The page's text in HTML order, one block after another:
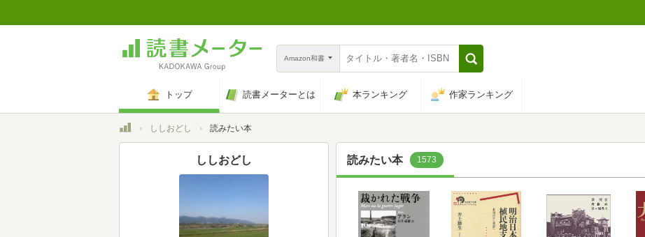
Amazon和書
トップ 読書メーターとは 本ランキング 作家ランキング
トップししおどし 読みたい本
読みたい本 1573
ししおどし